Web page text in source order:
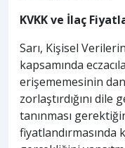
KVKK ve İlaç
Sarı, Kişisel
kapsamında
erişememesinin
zorlaştırdığını dile
tanınması